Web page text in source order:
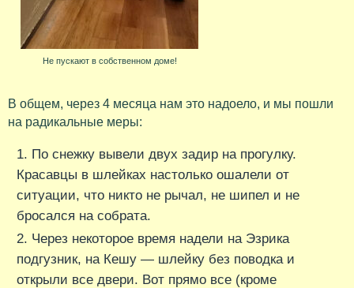
Не пускают в собственном доме!
В общем, через 4 месяца нам это надоело, и мы пошли
на радикальные меры:
По снежку вывели двух задир на прогулку.
Красавцы в шлейках настолько ошалели от
ситуации, что никто не рычал, не шипел и не
бросался на собрата.
Через некоторое время надели на Эзрика
подгузник, на Кешу — шлейку без поводка и
открыли все двери. Вот прямо все (кроме